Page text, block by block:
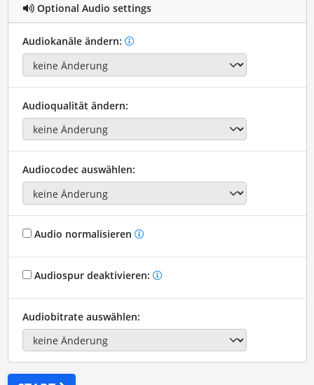
Optional Audio settings
Audiokanäle ändern:
Audioqualität ändern:
Audiocodec auswählen:
Audio normalisieren
Audiospur deaktivieren:
Audiobitrate auswählen: